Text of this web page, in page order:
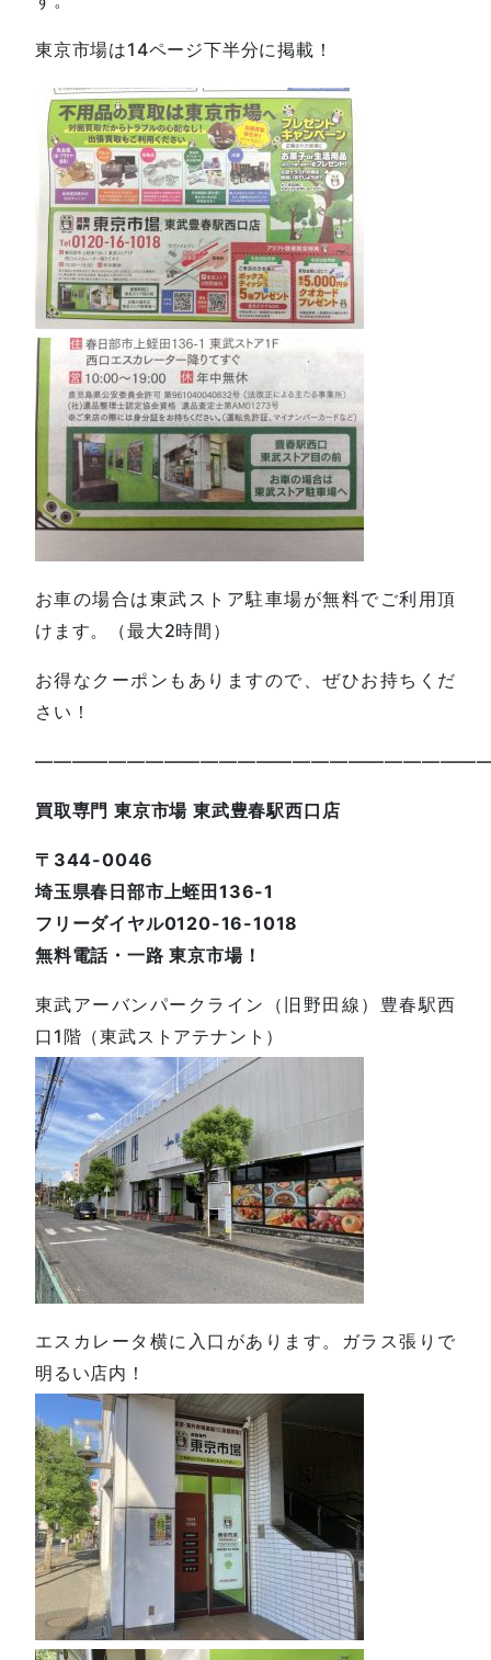
東京市場は14ページ下半分に掲載！
お車の場合は東武ストア駐車場が無料でご利用頂
けます。（最大2時間）
お得なクーポンもありますので、ぜひお持ちくだ
さい！
買取専門 東京市場 東武豊春駅西口店
〒344-0046
埼玉県春日部市上蛭田136-1
フリーダイヤル0120-16-1018
無料電話・一路 東京市場！
東武アーバンパークライン（旧野田線）豊春駅西
口1階（東武ストアテナント）
エスカレータ横に入口があります。ガラス張りで
明るい店内！